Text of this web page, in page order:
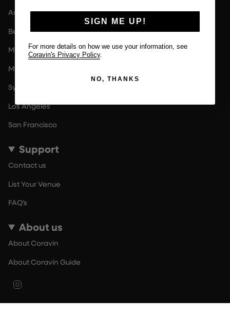
Amsterdam
Berlin
Milan
Melbourne
Sydney
Los Angeles
San Francisco
Support
Contact us
List Your Venue
FAQ’s
About us
About Coravin
About Coravin Guide
SIGN ME UP!
For more details on how we use your information, see
Coravin's Privacy Policy
NO, THANKS